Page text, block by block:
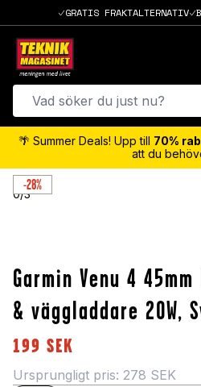
GRATIS FRAKTALTERNATIV
🌴 Summer Deals! Upp till 70%
att du
-28%
0/3
Garmin Venu 4
& väggladdare 20W,
199 SEK
Ursprungligt pris: 278 SEK